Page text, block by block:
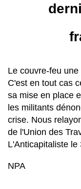
Le couvre-feu
C'est en tout cas
sa mise en place
les militants
crise. Nous
de l'Union des
L'Anticapitaliste le
NPA